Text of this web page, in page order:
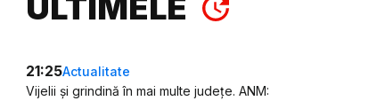
ULTIMELE
21:25Actualitate
Vijelii și grindină în mai multe județe. ANM: